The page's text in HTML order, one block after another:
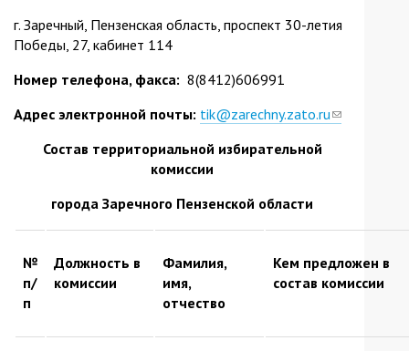
г. Заречный, Пензенская область, проспект 30-летия
Победы, 27, кабинет 114
Номер телефона, факса: 8(8412)606991
Адрес электронной почты: tik@zarechny.zato.ru(link
Состав территориальной избирательной
комиссии
города Заречного Пензенской области
№
п/
п
Должность в
комиссии
Фамилия,
имя,
отчество
Кем предложен в
состав комиссии